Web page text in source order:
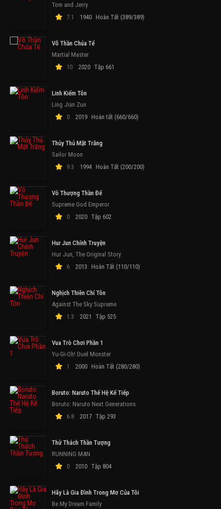
Tom and Jerry
7.1
1940 Hoàn Tất (389/389)
Võ Thần Chúa Tể
Martial Master
10
2020 Tập 661
Linh Kiếm Tôn
Ling Jian Zun
0
2019 Hoàn tất (660/660)
Thủy Thủ Mặt Trăng
Sailor Moon
9.3
1994 Hoàn Tất (200/200)
Vô Thượng Thần Đế
Supreme God Emperor
0
2020 Tập 602
Hur Jun Chính Truyện
Hur Jun, The Original Story
6
2013 Hoàn Tất (110/110)
Nghịch Thiên Chí Tôn
Against The Sky Supreme
1.3
2021 Tập 525
Vua Trò Chơi Phần 1
Yu-Gi-Oh! Duel Monster
1
2000 Hoàn Tất (280/280)
Boruto: Naruto Thế Hệ Kế Tiếp
Boruto: Naruto Next Generations
6.8
2017 Tập 293
Thử Thách Thần Tượng
RUNNING MAN
0
2010 Tập 804
Hãy Là Gia Đình Trong Mơ Của Tôi
Be My Dream Family